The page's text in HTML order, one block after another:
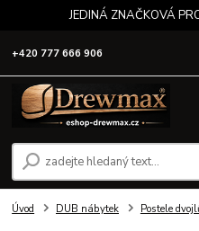
JEDINÁ ZNAČKOVÁ
+420 777 666 906
Úvod DUB nábytek Postele